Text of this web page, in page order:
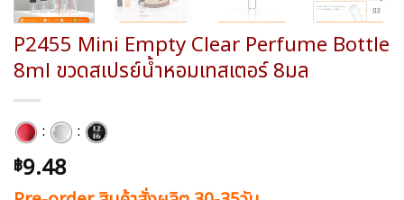
P2455 Mini Empty Clear Perfume Bottle
8ml ขวดสเปรย์น้ำหอมเทสเตอร์ 8มล
: :
฿9.48